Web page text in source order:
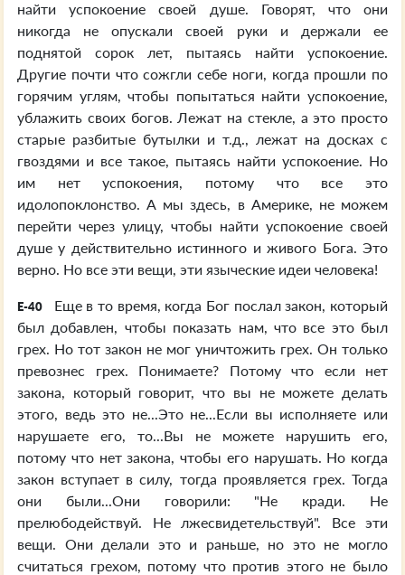
найти успокоение своей душе. Говорят, что они
никогда не опускали своей руки и держали ее
поднятой сорок лет, пытаясь найти успокоение.
Другие почти что сожгли себе ноги, когда прошли по
горячим углям, чтобы попытаться найти успокоение,
ублажить своих богов. Лежат на стекле, а это просто
старые разбитые бутылки и т.д., лежат на досках с
гвоздями и все такое, пытаясь найти успокоение. Но
им нет успокоения, потому что все это
идолопоклонство. А мы здесь, в Америке, не можем
перейти через улицу, чтобы найти успокоение своей
душе у действительно истинного и живого Бога. Это
верно. Но все эти вещи, эти языческие идеи человека!
E-40
Еще в то время, когда Бог послал закон, который
был добавлен, чтобы показать нам, что все это был
грех. Но тот закон не мог уничтожить грех. Он только
превознес грех. Понимаете? Потому что если нет
закона, который говорит, что вы не можете делать
этого, ведь это не...Это не...Если вы исполняете или
нарушаете его, то...Вы не можете нарушить его,
потому что нет закона, чтобы его нарушать. Но когда
закон вступает в силу, тогда проявляется грех. Тогда
они были...Они говорили: "Не кради. Не
прелюбодействуй. Не лжесвидетельствуй". Все эти
вещи. Они делали это и раньше, но это не могло
считаться грехом, потому что против этого не было